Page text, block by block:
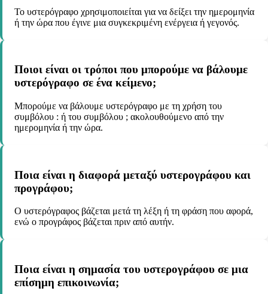
Το υστερόγραφο χρησιμοποιείται για να δείξει την ημερομηνία
ή την ώρα που έγινε μια συγκεκριμένη ενέργεια ή γεγονός.
Ποιοι είναι οι τρόποι που μπορούμε να βάλουμε
υστερόγραφο σε ένα κείμενο;
Μπορούμε να βάλουμε υστερόγραφο με τη χρήση του
συμβόλου : ή του συμβόλου ; ακολουθούμενο από την
ημερομηνία ή την ώρα.
Ποια είναι η διαφορά μεταξύ υστερογράφου και
προγράφου;
Ο υστερόγραφος βάζεται μετά τη λέξη ή τη φράση που αφορά,
ενώ ο προγράφος βάζεται πριν από αυτήν.
Ποια είναι η σημασία του υστερογράφου σε μια
επίσημη επικοινωνία;